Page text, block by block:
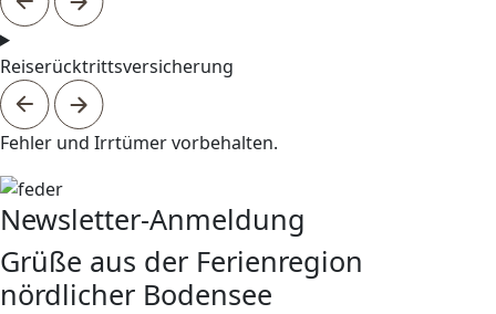
Reiserücktrittsversicherung
Fehler und Irrtümer vorbehalten.
Newsletter-Anmeldung
Grüße aus der Ferienregion
nördlicher Bodensee